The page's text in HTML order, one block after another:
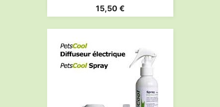
Prix
15,50 €